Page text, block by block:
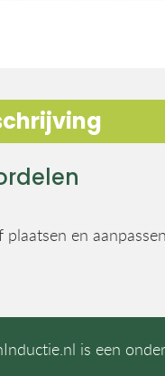
plaatsen en
is een